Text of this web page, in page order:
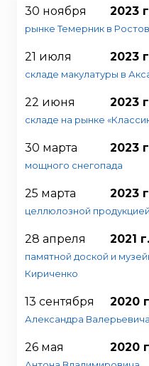
30 ноября 2023
рынке Темерник в
21 июля 2023
складе макулатуры в
22 июня 2023
складе на рынке
30 марта 2023
мощного снегопада
25 марта 2023
целлюлозной
28 апреля 2021 г.
памятной доской и
Кириченко
13 сентября 2020
Александра Валерьевича
26 мая 2020